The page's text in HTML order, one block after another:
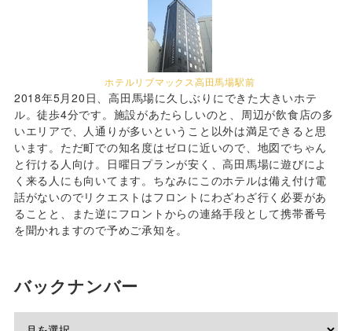
ホテルリブマックス高田馬場駅前
2018年5月20日、高田馬場に久しぶりにできた大きいホテ
ル。徒歩4分です。施設があたらしいのと、周辺が飲食店の多
いエリアで、人通りが多いということ以外は満足できると思
います。ただ町での知名度はゼロに近いので、地図でちゃん
と行ける人向け。日曜日プランが安く、高田馬場に遊びによ
く来る人にも向いてます。ちなみにこのホテルは備え付け電
話がないのでリクエストはフロントにわざわざ行く必要があ
ることと、また逆にフロントからの連絡手段として携帯番号
を聞かれますので予めご承知を。
バックナンバー